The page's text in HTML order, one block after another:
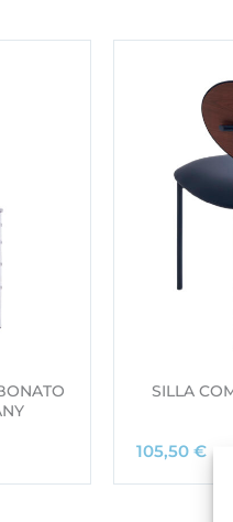
SILLA
105,50 €